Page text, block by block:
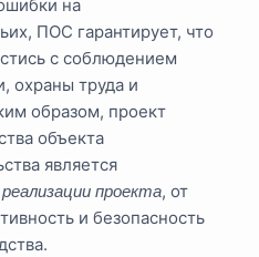
на
ПОС гарантирует, что
с соблюдением
охраны труда и
образом, проект
объекта
является
проекта, от
и безопасность